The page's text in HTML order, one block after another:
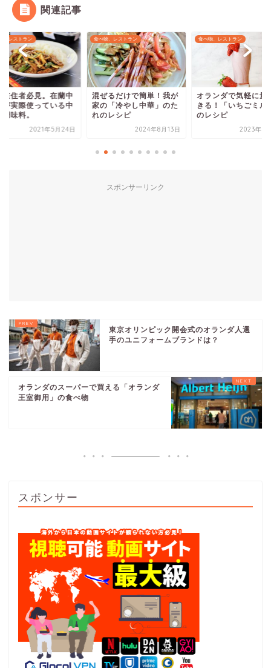
関連記事
、レストラン
在住者必見。在蘭中
が実際使っている中
味料。
2021年5月24日
食べ物、レストラン
混ぜるだけで簡単！我が
家の「冷やし中華」のた
れのレシピ
2024年8月13日
食べ物、レストラン
オランダで気軽に量
きる！「いちごミル
のレシピ
2023年7
スポンサーリンク
東京オリンピック開会式のオランダ人選
手のユニフォームブランドは？
オランダのスーパーで買える「オランダ
王室御用」の食べ物
スポンサー